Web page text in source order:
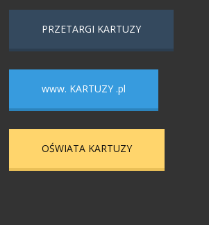
PRZETARGI KARTUZY
www. KARTUZY .pl
OŚWIATA KARTUZY